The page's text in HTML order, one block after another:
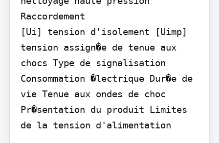
Raccordement
[Ui] tension d'isolement [Uimp]
tension assign�e de tenue aux
chocs Type de signalisation
Consommation �lectrique Dur�e de
vie Tenue aux ondes de choc
Pr�sentation du produit Limites
de la tension d'alimentation